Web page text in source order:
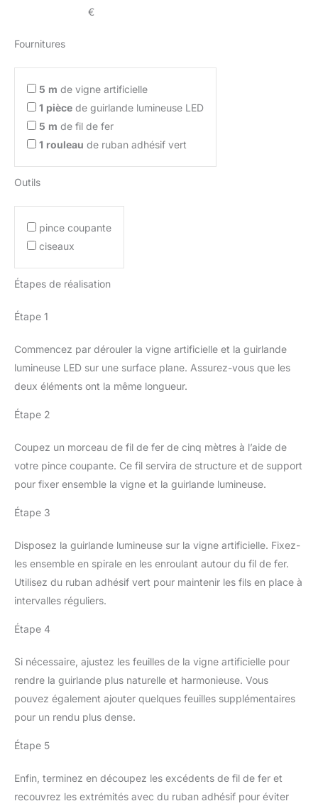
€
Fournitures
5 m de vigne artificielle
1 pièce de guirlande lumineuse LED
5 m de fil de fer
1 rouleau de ruban adhésif vert
Outils
pince coupante
ciseaux
Étapes de réalisation
Étape 1
Commencez par dérouler la vigne artificielle et la guirlande
lumineuse LED sur une surface plane. Assurez-vous que les
deux éléments ont la même longueur.
Étape 2
Coupez un morceau de fil de fer de cinq mètres à l’aide de
votre pince coupante. Ce fil servira de structure et de support
pour fixer ensemble la vigne et la guirlande lumineuse.
Étape 3
Disposez la guirlande lumineuse sur la vigne artificielle. Fixez-
les ensemble en spirale en les enroulant autour du fil de fer.
Utilisez du ruban adhésif vert pour maintenir les fils en place à
intervalles réguliers.
Étape 4
Si nécessaire, ajustez les feuilles de la vigne artificielle pour
rendre la guirlande plus naturelle et harmonieuse. Vous
pouvez également ajouter quelques feuilles supplémentaires
pour un rendu plus dense.
Étape 5
Enfin, terminez en découpez les excédents de fil de fer et
recouvrez les extrémités avec du ruban adhésif pour éviter